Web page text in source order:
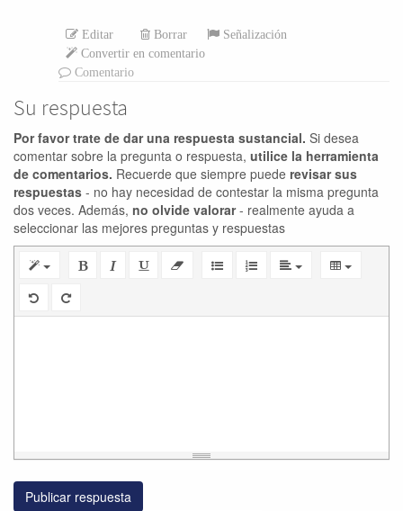
Editar Borrar
Señalización
Convertir en comentario
Comentario
Su respuesta
Por favor trate de dar una respuesta sustancial. Si desea
comentar sobre la pregunta o respuesta, utilice la herramienta
de comentarios. Recuerde que siempre puede revisar sus
respuestas - no hay necesidad de contestar la misma pregunta
dos veces. Además, no olvide valorar- realmente ayuda a
seleccionar las mejores preguntas y respuestas
Publicar respuesta